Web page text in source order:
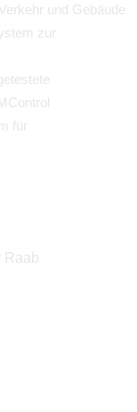
und Gebäude
zur
für
Raab